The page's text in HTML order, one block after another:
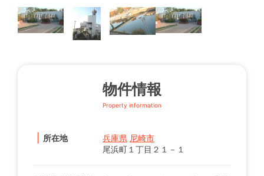
物件情報
Property information
所在地 兵庫県 尼崎市
尾浜町１丁目２１－１